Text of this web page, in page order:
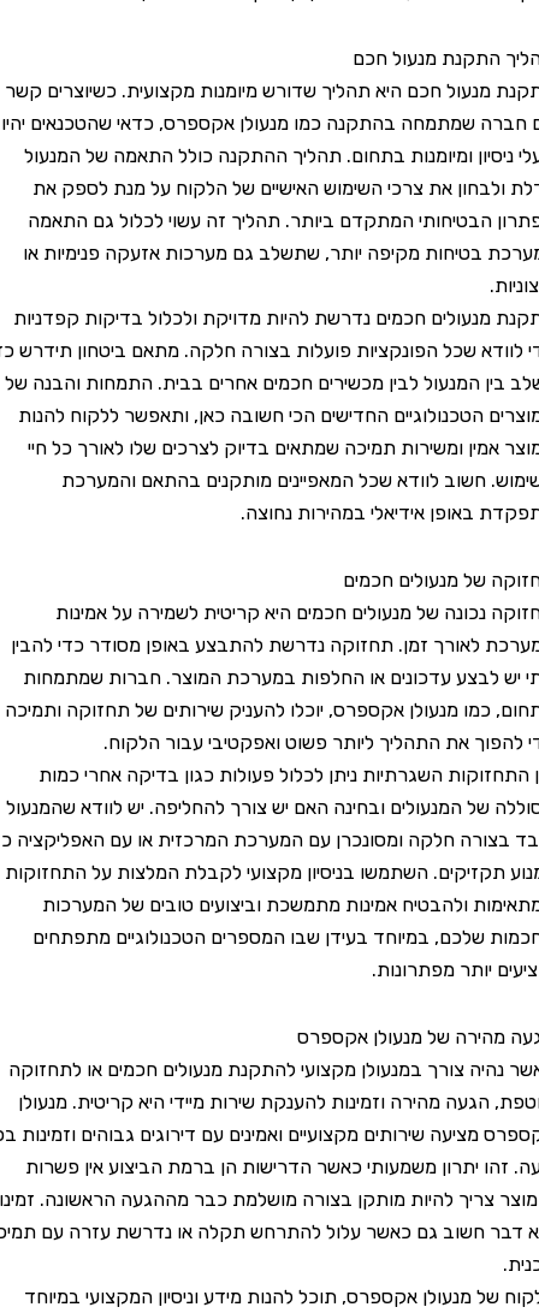
מנעול חכם
חכם היא תהליך שדורש מיומנות מקצועית. כשיוצרים קשר
שמתמחה בהתקנה כמו מנעולן אקספרס, כדאי שהטכנאים יהיו
ומיומנות בתחום. תהליך ההתקנה כולל התאמה של המנעול
את צרכי השימוש האישיים של הלקוח על מנת לספק את
הבטיחותי המתקדם ביותר. תהליך זה עשוי לכלול גם התאמה
בטיחות מקיפה יותר, שתשלב גם מערכות אזעקה פנימיות או
חכמים נדרשת להיות מדויקת ולכלול בדיקות קפדניות
שכל הפונקציות פועלות בצורה חלקה. מתאם ביטחון תידרש כדי
המנעול לבין מכשירים חכמים אחרים בבית. התמחות והבנה של
הטכנולוגיים החדישים הכי חשובה כאן, ותאפשר ללקוח להנות
ומשירות תמיכה שמתאים בדיוק לצרכים שלו לאורך כל חיי
חשוב לוודא שכל המאפיינים מותקנים בהתאם והמערכת
באופן אידיאלי במהירות נחוצה.
של מנעולים חכמים
של מנעולים חכמים היא קריטית לשמירה על אמינות
לאורך זמן. תחזוקה נדרשת להתבצע באופן מסודר כדי להבין
עדכונים או החלפות במערכת המוצר. חברות שמתמחות
מנעולן אקספרס, יוכלו להעניק שירותים של תחזוקה ותמיכה
את התהליך ליותר פשוט ואפקטיבי עבור הלקוח.
השגרתיות ניתן לכלול פעולות כגון בדיקה אחרי כמות
המנעולים ובחינה האם יש צורך להחליפה. יש לוודא שהמנעול
חלקה ומסונכרן עם המערכת המרכזית או עם האפליקציה כדי
השתמשו בניסיון מקצועי לקבלת המלצות על התחזוקות
ולהבטיח אמינות מתמשכת וביצועים טובים של המערכות
שלכם, במיוחד בעידן שבו המספרים הטכנולוגיים מתפתחים
יותר מפתרונות.
של מנעולן אקספרס
צורך במנעולן מקצועי להתקנת מנעולים חכמים או לתחזוקה
מהירה וזמינות להענקת שירות מיידי היא קריטית. מנעולן
שירותים מקצועיים ואמינים עם דירוגים גבוהים וזמינות בכל
יתרון משמעותי כאשר הדרישות הן ברמת הביצוע אין פשרות
צריך להיות מותקן בצורה מושלמת כבר מההגעה הראשונה. זמינות
חשוב גם כאשר עלול להתרחש תקלה או נדרשת עזרה עם תמיכה
מנעולן אקספרס, תוכל להנות מידע וניסיון המקצועי במיוחד